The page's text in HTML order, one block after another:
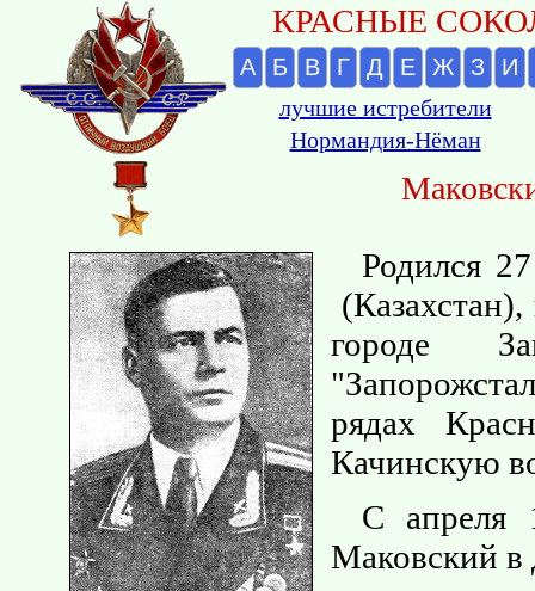
КРАСНЫЕ
А Б В Г Д Е Ж З И
лучшие истребители
Нормандия-Нёман
Родился
городе
рядах
Качинскую
С апреля
Маковский в